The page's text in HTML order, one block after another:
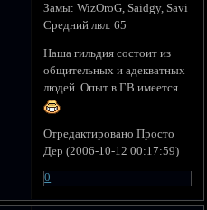
Замы: WizOroG, Saidgy, Savi
Средний лвл: 65
Наша гильдия состоит из
общительных и адекватных
людей. Опыт в ГВ имеется
Отредактировано Просто
Дер (2006-10-12 00:17:59)
0